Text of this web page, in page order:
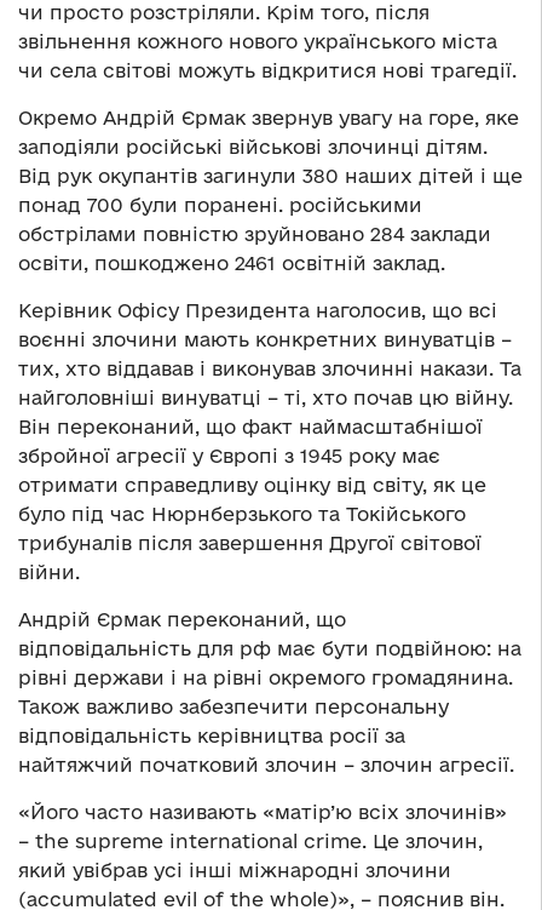
чи просто розстріляли. Крім того, після
звільнення кожного нового українського міста
чи села світові можуть відкритися нові трагедії.
Окремо Андрій Єрмак звернув увагу на горе, яке
заподіяли російські військові злочинці дітям.
Від рук окупантів загинули 380 наших дітей і ще
понад 700 були поранені. російськими
обстрілами повністю зруйновано 284 заклади
освіти, пошкоджено 2461 освітній заклад.
Керівник Офісу Президента наголосив, що всі
воєнні злочини мають конкретних винуватців –
тих, хто віддавав і виконував злочинні накази. Та
найголовніші винуватці – ті, хто почав цю війну.
Він переконаний, що факт наймасштабнішої
збройної агресії у Європі з 1945 року має
отримати справедливу оцінку від світу, як це
було під час Нюрнберзького та Токійського
трибуналів після завершення Другої світової
війни.
Андрій Єрмак переконаний, що
відповідальність для рф має бути подвійною: на
рівні держави і на рівні окремого громадянина.
Також важливо забезпечити персональну
відповідальність керівництва росії за
найтяжчий початковий злочин – злочин агресії.
«Його часто називають «матір’ю всіх злочинів»
– the supreme international crime. Це злочин,
який увібрав усі інші міжнародні злочини
(accumulated evil of the whole)», – пояснив він.